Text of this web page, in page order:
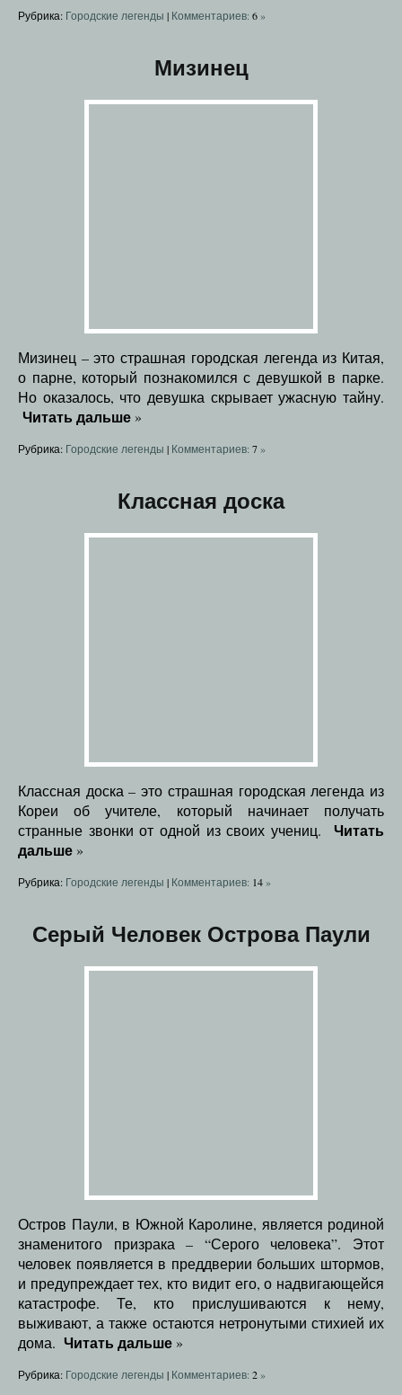
Рубрика: Городские легенды | Комментариев: 6»
Мизинец
Мизинец – это страшная городская легенда из Китая,
о парне, который познакомился с девушкой в парке.
Но оказалось, что девушка скрывает ужасную тайну.
Читать дальше »
Рубрика: Городские легенды | Комментариев: 7»
Классная доска
Классная доска – это страшная городская легенда из
Кореи об учителе, который начинает получать
странные звонки от одной из своих учениц.
Читать
дальше »
Рубрика: Городские легенды | Комментариев: 14»
Серый Человек Острова Паули
Остров Паули, в Южной Каролине, является родиной
знаменитого призрака – “Серого человека”. Этот
человек появляется в преддверии больших штормов,
и предупреждает тех, кто видит его, о надвигающейся
катастрофе. Те, кто прислушиваются к нему,
выживают, а также остаются нетронутыми стихией их
дома. Читать дальше »
Рубрика: Городские легенды | Комментариев: 2»